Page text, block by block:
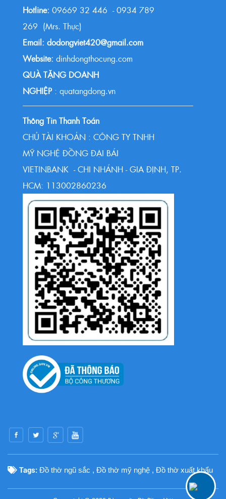
Hotline: 09669 32 446 - 0934 789
269 (Mrs. Thực)
Email: dodongviet420@gmail.com
Website: dinhdongthocung.com
QUÀ TẶNG DOANH
NGHIỆP : quatangdong.vn
Thông Tin Thanh Toán
CHỦ TÀI KHOẢN : CÔNG TY TNHH
MỸ NGHỆ ĐỒNG ĐẠI BÁI
VIETINBANK - CHI NHÁNH - GIA ĐỊNH, TP.
HCM: 113002860236
Tags: Đồ thờ ngũ sắc , Đồ thờ mỹ nghệ , Đồ thờ xuất khẩu